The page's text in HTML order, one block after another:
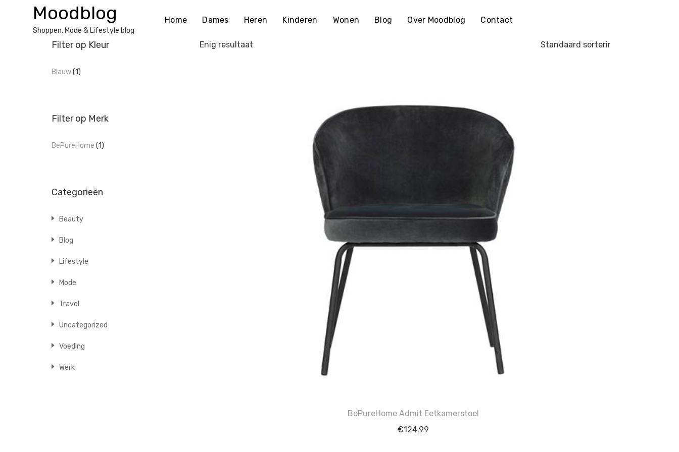
Moodblog
Shoppen, Mode & Lifestyle blog
Home Dames Heren Kinderen Wonen Blog Over Moodblog Contact
Enig resultaat
BePureHome Admit Eetkamerstoel
€124.99
Filter op Kleur
Blauw(1)
Filter op Merk
BePureHome (1)
Categorieën
Beauty
Blog
Lifestyle
Mode
Travel
Uncategorized
Voeding
Werk